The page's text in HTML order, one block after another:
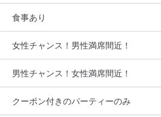
食事あり
女性チャンス！男性満席間近！
男性チャンス！女性満席間近！
クーポン付きのパーティーのみ